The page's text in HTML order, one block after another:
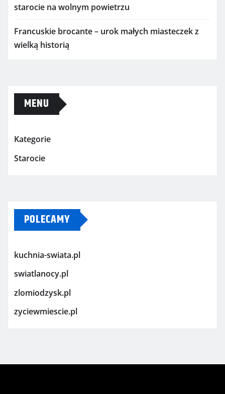
starocie na wolnym powietrzu
Francuskie brocante – urok małych miasteczek z
wielką historią
MENU
Kategorie
Starocie
POLECAMY
kuchnia-swiata.pl
swiatlanocy.pl
zlomiodzysk.pl
zyciewmiescie.pl